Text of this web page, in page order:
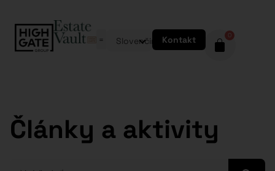
Slovenčina Kontakt 0
Články a aktivity